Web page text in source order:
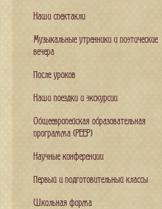
Наши спектакли
Музыкальные утренники и поэтические
вечера
После уроков
Наши поездки и экскурсии
Общеевропейская образовательная
программа (PEEP)
Научные конференции
Первый и подготовительный классы
Школьная форма